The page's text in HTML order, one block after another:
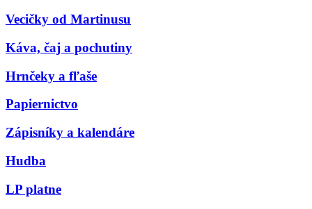
Vecičky od Martinusu
Káva, čaj a pochutiny
Hrnčeky a fľaše
Papiernictvo
Zápisníky a kalendáre
Hudba
LP platne